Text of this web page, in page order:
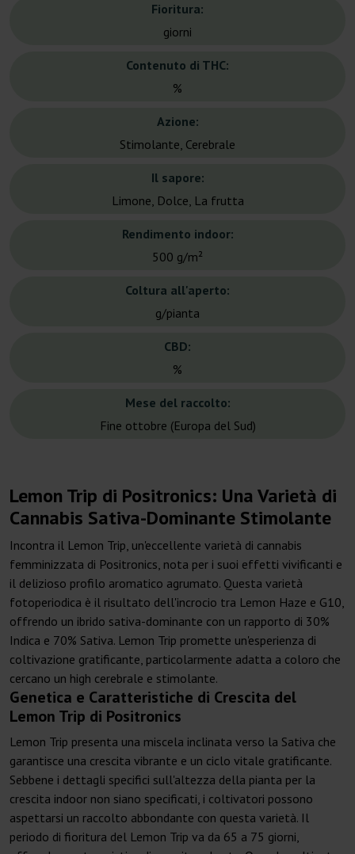
Fioritura:
giorni
Contenuto di THC:
%
Azione:
Stimolante, Cerebrale
Il sapore:
Limone, Dolce, La frutta
Rendimento indoor:
500 g/m²
Coltura all'aperto:
g/pianta
CBD:
%
Mese del raccolto:
Fine ottobre (Europa del Sud)
Lemon Trip di Positronics: Una Varietà di
Cannabis Sativa-Dominante Stimolante
Incontra il Lemon Trip, un'eccellente varietà di cannabis
femminizzata di Positronics, nota per i suoi effetti vivificanti e
il delizioso profilo aromatico agrumato. Questa varietà
fotoperiodica è il risultato dell'incrocio tra Lemon Haze e G10,
offrendo un ibrido sativa-dominante con un rapporto di 30%
Indica e 70% Sativa. Lemon Trip promette un'esperienza di
coltivazione gratificante, particolarmente adatta a coloro che
cercano un high cerebrale e stimolante.
Genetica e Caratteristiche di Crescita del
Lemon Trip di Positronics
Lemon Trip presenta una miscela inclinata verso la Sativa che
garantisce una crescita vibrante e un ciclo vitale gratificante.
Sebbene i dettagli specifici sull'altezza della pianta per la
crescita indoor non siano specificati, i coltivatori possono
aspettarsi un raccolto abbondante con questa varietà. Il
periodo di fioritura del Lemon Trip va da 65 a 75 giorni,